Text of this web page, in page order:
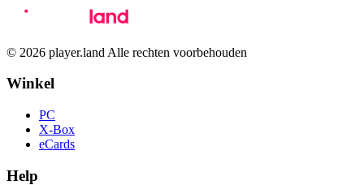
© 2026 player.land Alle rechten voorbehouden
Winkel
PC
X-Box
eCards
Help